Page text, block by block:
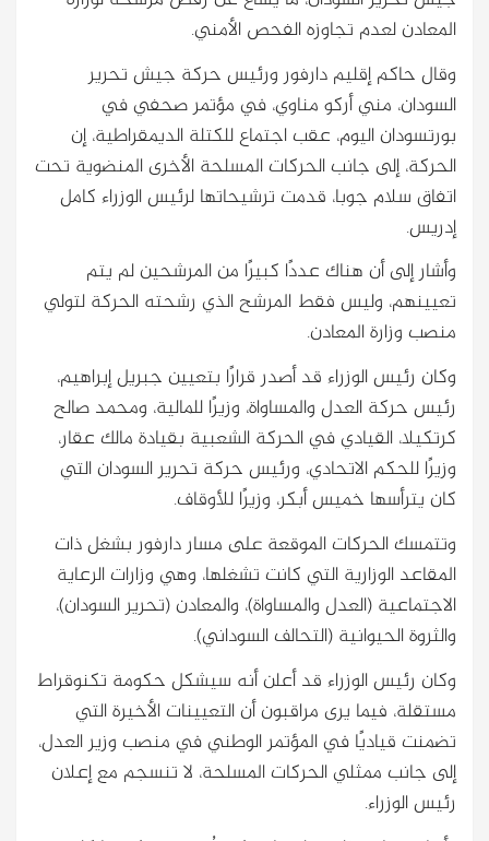
المعادن لعدم تجاوزه الفحص الأمني.
وقال حاكم إقليم دارفور ورئيس حركة جيش تحرير
السودان، مني أركو مناوي، في مؤتمر صحفي في
بورتسودان اليوم، عقب اجتماع للكتلة الديمقراطية، إن
الحركة، إلى جانب الحركات المسلحة الأخرى المنضوية تحت
اتفاق سلام جوبا، قدمت ترشيحاتها لرئيس الوزراء كامل
إدريس.
وأشار إلى أن هناك عددًا كبيرًا من المرشحين لم يتم
تعيينهم، وليس فقط المرشح الذي رشحته الحركة لتولي
منصب وزارة المعادن.
وكان رئيس الوزراء قد أصدر قرارًا بتعيين جبريل إبراهيم،
رئيس حركة العدل والمساواة، وزيرًا للمالية، ومحمد صالح
كرتكيلا، القيادي في الحركة الشعبية بقيادة مالك عقار،
وزيرًا للحكم الاتحادي، ورئيس حركة تحرير السودان التي
كان يترأسها خميس أبكر، وزيرًا للأوقاف.
وتتمسك الحركات الموقعة على مسار دارفور بشغل ذات
المقاعد الوزارية التي كانت تشغلها، وهي وزارات الرعاية
الاجتماعية (العدل والمساواة)، والمعادن (تحرير السودان)،
والثروة الحيوانية (التحالف السوداني).
وكان رئيس الوزراء قد أعلن أنه سيشكل حكومة تكنوقراط
مستقلة، فيما يرى مراقبون أن التعيينات الأخيرة التي
تضمنت قياديًا في المؤتمر الوطني في منصب وزير العدل،
إلى جانب ممثلي الحركات المسلحة، لا تنسجم مع إعلان
رئيس الوزراء.